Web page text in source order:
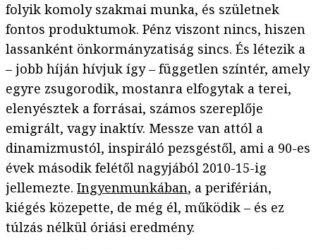
folyik komoly szakmai munka, és születnek
fontos produktumok. Pénz viszont nincs, hiszen
lassanként önkormányzatiság sincs. És létezik a
– jobb híján hívjuk így – független színtér, amely
egyre zsugorodik, mostanra elfogytak a terei,
elenyésztek a forrásai, számos szereplője
emigrált, vagy inaktív. Messze van attól a
dinamizmustól, inspiráló pezsgéstől, ami a 90-es
évek második felétől nagyjából 2010-15-ig
jellemezte. Ingyenmunkában, a periférián,
kiégés közepette, de még él, működik – és ez
túlzás nélkül óriási eredmény.